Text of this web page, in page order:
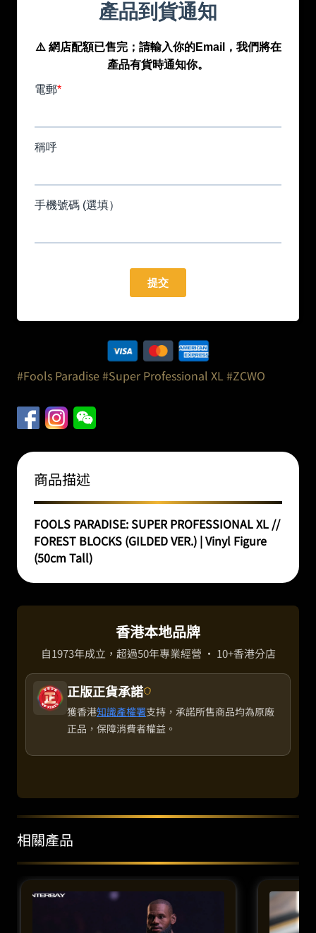
#Fools Paradise#Super Professional XL#ZCWO
商品描述
FOOLS PARADISE: SUPER PROFESSIONAL XL //
FOREST BLOCKS (GILDED VER.) | Vinyl Figure
(50cm Tall)
香港本地品牌
自1973年成立，超過50年專業經營 · 10+香港分店
正版正貨承諾
獲香港知識產權署支持，承諾所售商品均為原廠
正品，保障消費者權益。
相關產品